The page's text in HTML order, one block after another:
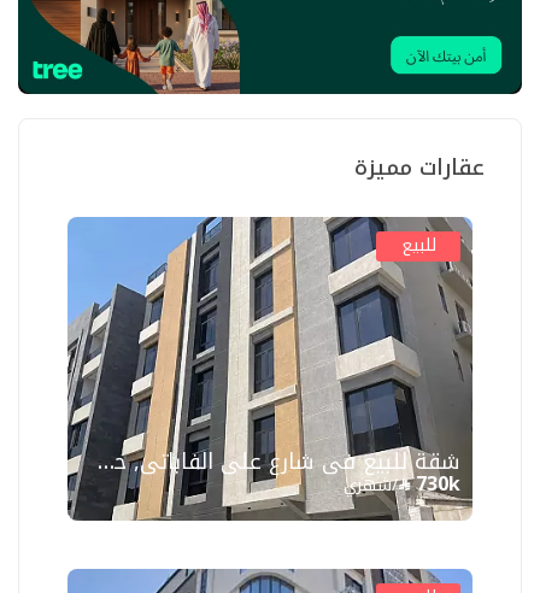
عقارات مميزة
للبيع
730k /شهري
شقة للبيع في شارع علي الفاباتي, حي السلامة, مدينة جدة